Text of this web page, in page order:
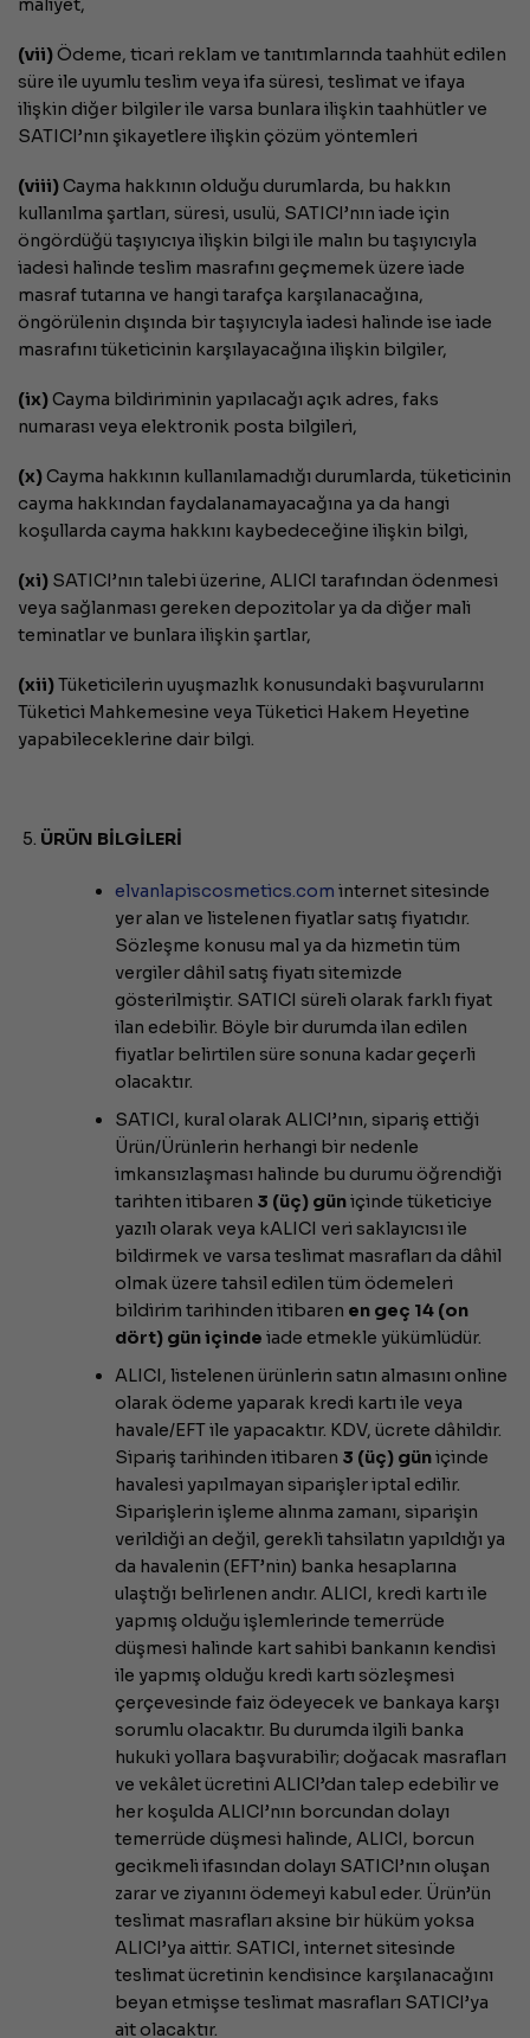
maliyet,
(vii)Ödeme, ticari reklam ve tanıtımlarında taahhüt edilen
süre ile uyumlu teslim veya ifa süresi, teslimat ve ifaya
ilişkin diğer bilgiler ile varsa bunlara ilişkin taahhütler ve
SATICI’nın şikayetlere ilişkin çözüm yöntemleri
(viii)Cayma hakkının olduğu durumlarda, bu hakkın
kullanılma şartları, süresi, usulü, SATICI’nın iade için
öngördüğü taşıyıcıya ilişkin bilgi ile malın bu taşıyıcıyla
iadesi halinde teslim masrafını geçmemek üzere iade
masraf tutarına ve hangi tarafça karşılanacağına,
öngörülenin dışında bir taşıyıcıyla iadesi halinde ise iade
masrafını tüketicinin karşılayacağına ilişkin bilgiler,
(ix)Cayma bildiriminin yapılacağı açık adres, faks
numarası veya elektronik posta bilgileri,
(x)Cayma hakkının kullanılamadığı durumlarda, tüketicinin
cayma hakkından faydalanamayacağına ya da hangi
koşullarda cayma hakkını kaybedeceğine ilişkin bilgi,
(xi) SATICI’nın talebi üzerine, ALICI tarafından ödenmesi
veya sağlanması gereken depozitolar ya da diğer mali
teminatlar ve bunlara ilişkin şartlar,
(xii)Tüketicilerin uyuşmazlık konusundaki başvurularını
Tüketici Mahkemesine veya Tüketici Hakem Heyetine
yapabileceklerine dair bilgi.
ÜRÜN BİLGİLERİ
elvanlapiscosmetics.com internet sitesinde
yer alan ve listelenen fiyatlar satış fiyatıdır.
Sözleşme konusu mal ya da hizmetin tüm
vergiler dâhil satış fiyatı sitemizde
gösterilmiştir. SATICI süreli olarak farklı fiyat
ilan edebilir. Böyle bir durumda ilan edilen
fiyatlar belirtilen süre sonuna kadar geçerli
olacaktır.
SATICI, kural olarak ALICI’nın, sipariş ettiği
Ürün/Ürünlerin herhangi bir nedenle
imkansızlaşması halinde bu durumu öğrendiği
tarihten itibaren 3 (üç) güniçinde tüketiciye
yazılı olarak veya kALICI veri saklayıcısı ile
bildirmek ve varsa teslimat masrafları da dâhil
olmak üzere tahsil edilen tüm ödemeleri
bildirim tarihinden itibaren en geç 14 (on
dört) gün içinde iade etmekle yükümlüdür.
ALICI, listelenen ürünlerin satın almasını online
olarak ödeme yaparak kredi kartı ile veya
havale/EFT ile yapacaktır. KDV, ücrete dâhildir.
Sipariş tarihinden itibaren 3 (üç) güniçinde
havalesi yapılmayan siparişler iptal edilir.
Siparişlerin işleme alınma zamanı, siparişin
verildiği an değil, gerekli tahsilatın yapıldığı ya
da havalenin (EFT’nin) banka hesaplarına
ulaştığı belirlenen andır. ALICI, kredi kartı ile
yapmış olduğu işlemlerinde temerrüde
düşmesi halinde kart sahibi bankanın kendisi
ile yapmış olduğu kredi kartı sözleşmesi
çerçevesinde faiz ödeyecek ve bankaya karşı
sorumlu olacaktır. Bu durumda ilgili banka
hukuki yollara başvurabilir; doğacak masrafları
ve vekâlet ücretini ALICI’dan talep edebilir ve
her koşulda ALICI’nın borcundan dolayı
temerrüde düşmesi halinde, ALICI, borcun
gecikmeli ifasından dolayı SATICI’nın oluşan
zarar ve ziyanını ödemeyi kabul eder. Ürün’ün
teslimat masrafları aksine bir hüküm yoksa
ALICI’ya aittir. SATICI, internet sitesinde
teslimat ücretinin kendisince karşılanacağını
beyan etmişse teslimat masrafları SATICI’ya
ait olacaktır.